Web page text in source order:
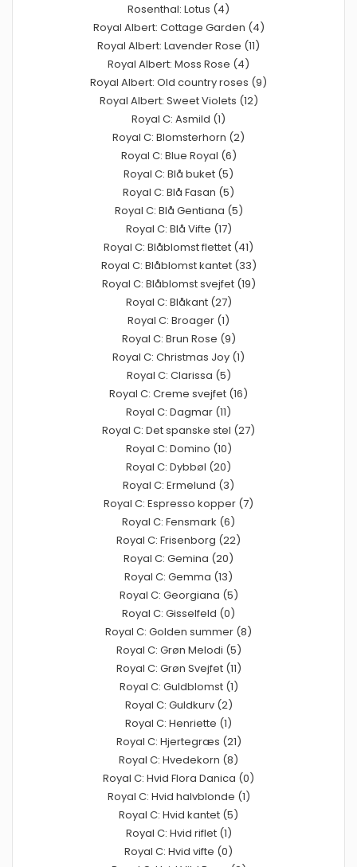
Rosenthal: Lotus (4)
Royal Albert: Cottage Garden (4)
Royal Albert: Lavender Rose (11)
Royal Albert: Moss Rose (4)
Royal Albert: Old country roses (9)
Royal Albert: Sweet Violets (12)
Royal C: Asmild (1)
Royal C: Blomsterhorn (2)
Royal C: Blue Royal (6)
Royal C: Blå buket (5)
Royal C: Blå Fasan (5)
Royal C: Blå Gentiana (5)
Royal C: Blå Vifte (17)
Royal C: Blåblomst flettet (41)
Royal C: Blåblomst kantet (33)
Royal C: Blåblomst svejfet (19)
Royal C: Blåkant (27)
Royal C: Broager (1)
Royal C: Brun Rose (9)
Royal C: Christmas Joy (1)
Royal C: Clarissa (5)
Royal C: Creme svejfet (16)
Royal C: Dagmar (11)
Royal C: Det spanske stel (27)
Royal C: Domino (10)
Royal C: Dybbøl (20)
Royal C: Ermelund (3)
Royal C: Espresso kopper (7)
Royal C: Fensmark (6)
Royal C: Frisenborg (22)
Royal C: Gemina (20)
Royal C: Gemma (13)
Royal C: Georgiana (5)
Royal C: Gisselfeld (0)
Royal C: Golden summer (8)
Royal C: Grøn Melodi (5)
Royal C: Grøn Svejfet (11)
Royal C: Guldblomst (1)
Royal C: Guldkurv (2)
Royal C: Henriette (1)
Royal C: Hjertegræs (21)
Royal C: Hvedekorn (8)
Royal C: Hvid Flora Danica (0)
Royal C: Hvid halvblonde (1)
Royal C: Hvid kantet (5)
Royal C: Hvid riflet (1)
Royal C: Hvid vifte (0)